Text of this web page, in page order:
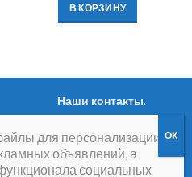
В КОРЗИНУ
Наши контакты.
для персонализации
объявлений, а
социальных